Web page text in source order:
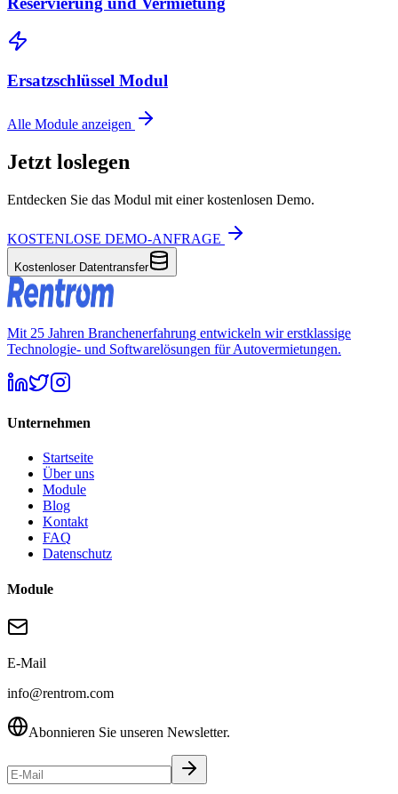
Ersatzschlüssel Modul
Alle Module anzeigen
Jetzt loslegen
Entdecken Sie das Modul mit einer kostenlosen Demo.
KOSTENLOSE DEMO-ANFRAGE
Kostenloser Datentransfer
Mit 25 Jahren Branchenerfahrung entwickeln wir erstklassige
Technologie- und Softwarelösungen für Autovermietungen.
Unternehmen
Startseite
Über uns
Module
Blog
Kontakt
FAQ
Datenschutz
Module
E-Mail
info@rentrom.com
Abonnieren Sie unseren Newsletter.